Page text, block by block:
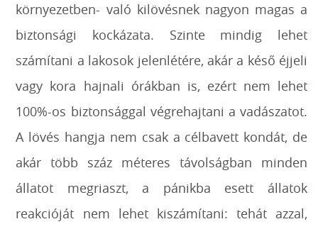
környezetben- való kilövésnek nagyon magas a
biztonsági kockázata. Szinte mindig lehet
számítani a lakosok jelenlétére, akár a késő éjjeli
vagy kora hajnali órákban is, ezért nem lehet
100%-os biztonsággal végrehajtani a vadászatot.
A lövés hangja nem csak a célbavett kondát, de
akár több száz méteres távolságban minden
állatot megriaszt, a pánikba esett állatok
reakcióját nem lehet kiszámítani: tehát azzal,